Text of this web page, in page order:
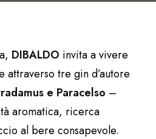
DIBALDO invita a vivere
attraverso tre gin d’autore
e Paracelso –
aromatica, ricerca
al bere consapevole.